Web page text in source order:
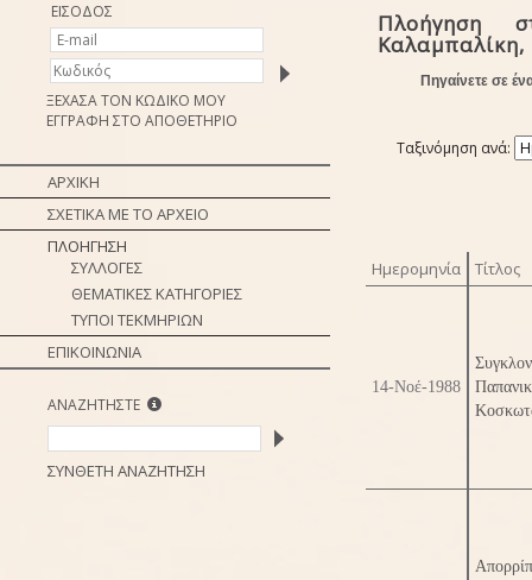
ΕΙΣΟΔΟΣ
ΞΕΧΑΣΑ ΤΟΝ ΚΩΔΙΚΟ ΜΟΥ
ΕΓΓΡΑΦΗ ΣΤΟ ΑΠΟΘΕΤΗΡΙΟ
ΑΡΧΙΚΗ
ΣΧΕΤΙΚΑ ΜΕ ΤΟ ΑΡΧΕΙΟ
ΠΛΟΗΓΗΣΗ
ΣΥΛΛΟΓΕΣ
ΘΕΜΑΤΙΚΕΣ ΚΑΤΗΓΟΡΙΕΣ
ΤΥΠΟΙ ΤΕΚΜΗΡΙΩΝ
ΕΠΙΚΟΙΝΩΝΙΑ
ΑΝΑΖΗΤΗΣΤΕ
ΣΥΝΘΕΤΗ ΑΝΑΖΗΤΗΣΗ
Πλοήγηση
Καλαμπαλίκη,
Πηγαίνετε σε
Ταξινόμηση ανά:
Ημερομηνία Τίτλος
14-Νοέ-1988